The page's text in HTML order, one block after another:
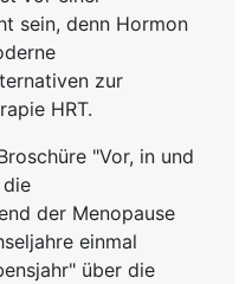
sein, denn Hormon
zur
HRT.
"Vor, in und
der Menopause
einmal
über die